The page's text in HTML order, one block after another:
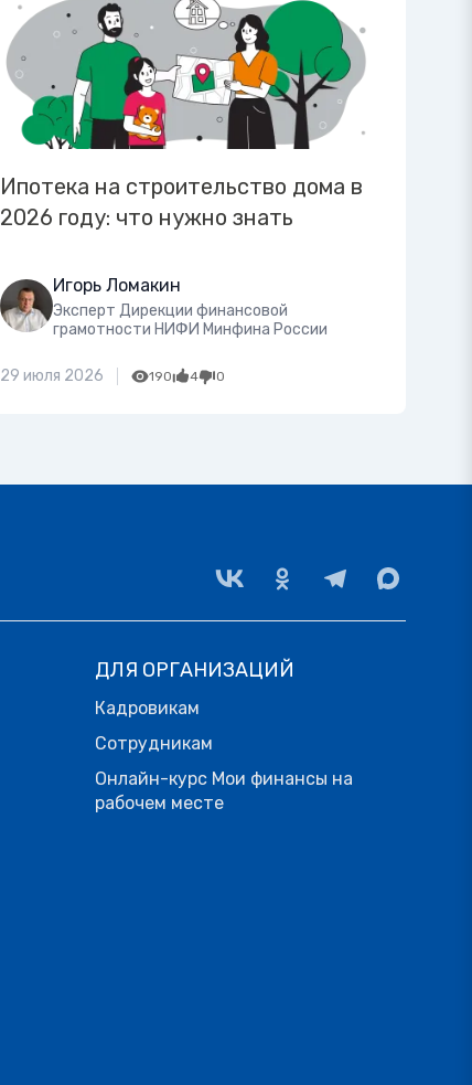
Ипотека на строительство дома в
2026 году: что нужно знать
Игорь Ломакин
Эксперт Дирекции финансовой
грамотности НИФИ Минфина России
29 июля 2026 190 4 0
ДЛЯ ОРГАНИЗАЦИЙ
Кадровикам
Сотрудникам
Онлайн-курс Мои финансы на
рабочем месте